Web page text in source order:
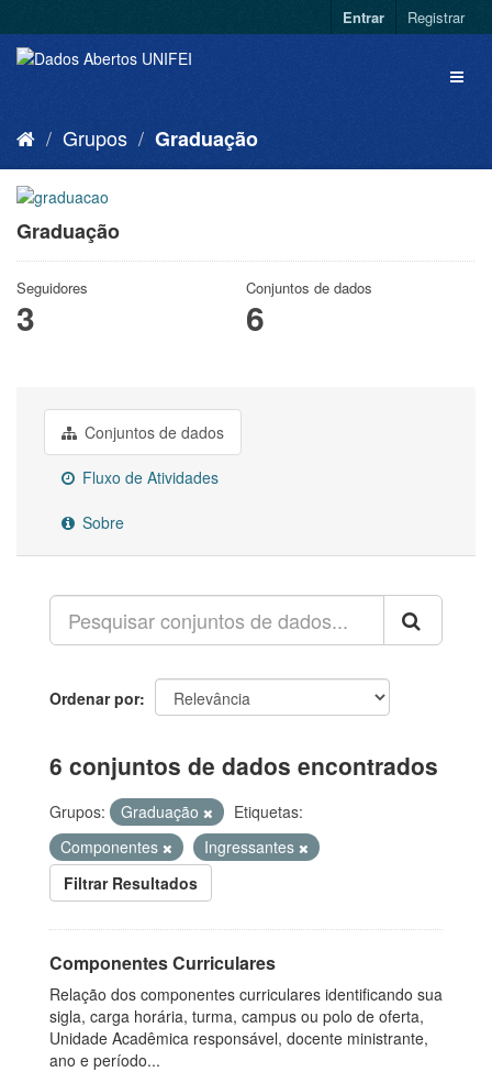
Entrar Registrar
Grupos Graduação
Graduação
Seguidores
3
Conjuntos de dados
6
Conjuntos de dados
Fluxo de Atividades
Sobre
Ordenar por
6 conjuntos de dados encontrados
Grupos: Graduação
Etiquetas:
Componentes
Ingressantes
Filtrar Resultados
Componentes Curriculares
Relação dos componentes curriculares identificando sua
sigla, carga horária, turma, campus ou polo de oferta,
Unidade Acadêmica responsável, docente ministrante,
ano e período...